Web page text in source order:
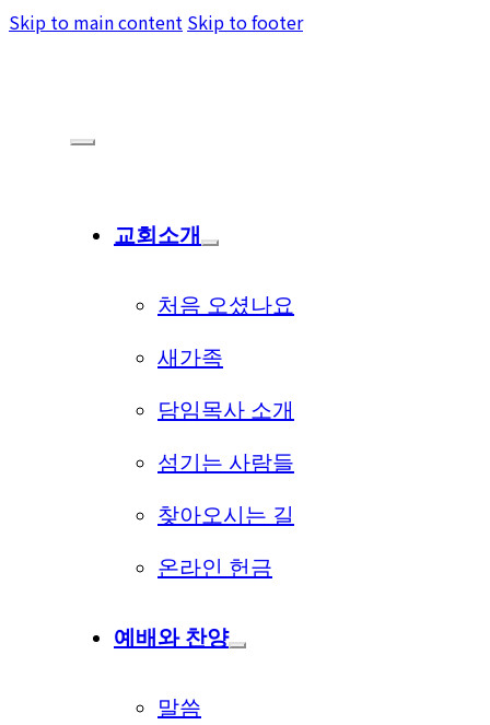
Skip to main content Skip to footer
교회소개
처음 오셨나요
새가족
담임목사 소개
섬기는 사람들
찾아오시는 길
온라인 헌금
예배와 찬양
말씀